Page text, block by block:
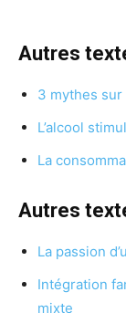
Autres
3 mythes
L’alcool
La
Autres
La passion
Intégration
mixte